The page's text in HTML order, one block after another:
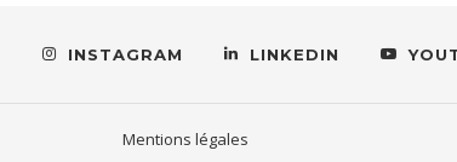
INSTAGRAM LINKEDIN
Mentions légales